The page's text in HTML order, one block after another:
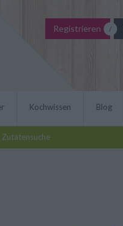
Registrieren
Zutatensuche
Kochwissen Blog